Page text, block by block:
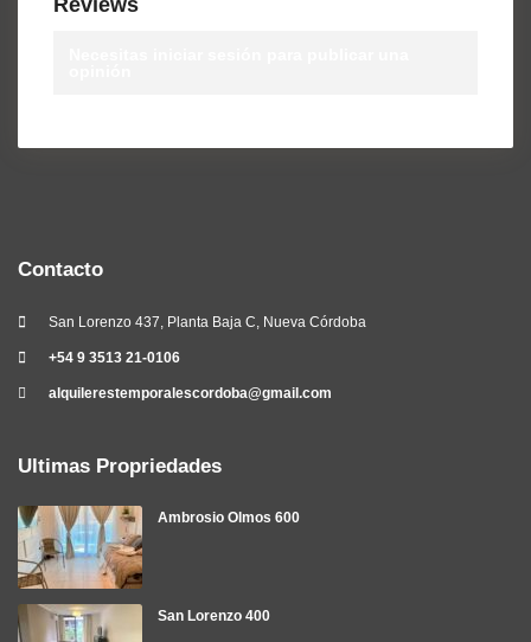
Reviews
Contacto
San Lorenzo 437, Planta Baja C, Nueva Córdoba
+54 9 3513 21-0106
alquilerestemporalescordoba@gmail.com
Ultimas Propriedades
Ambrosio Olmos 600
San Lorenzo 400